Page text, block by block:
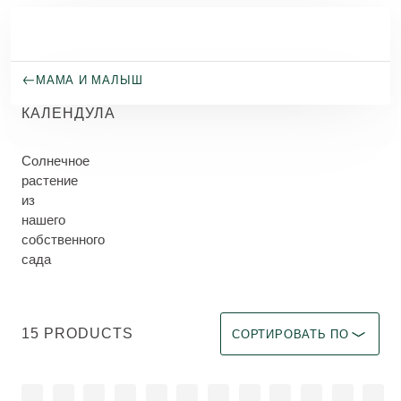
МАМА И МАЛЫШ
КАЛЕНДУЛА
Солнечное
растение
из
нашего
собственного
сада
15 PRODUCTS СОРТИРОВАТЬ ПО